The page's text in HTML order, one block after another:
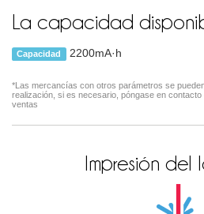
La capacidad
Capacidad 2200mA·h
*Las mercancías con otros parámetros se
realización, si es necesario, póngase en
ventas
Impresión del